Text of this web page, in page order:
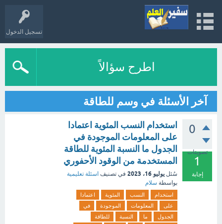
تسجيل الدخول
اطرح سؤالاً
آخر الأسئلة في وسم للطاقة
0
تصويتات
1
إجابة
استخدام النسب المئوية اعتمادا
على المعلومات الموجودة في
الجدول ما النسبة المئوية للطاقة
المستخدمة من الوقود الأحفوري
سُئل يوليو 16، 2023 في تصنيف اسئلة تعليمية
بواسطة سلام
استخدام النسب المئوية
اعتمادا
على
المعلومات الموجودة
في
الجدول
ما النسبة
للطاقة